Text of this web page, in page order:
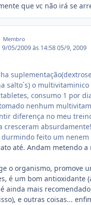
que vc não irá se
Membro
9/05/2009 às 14:5805/9, 2009
salto´s) o
consumo 1 por
nenhum
diferença no meu
cresceram
durmindo feito um nenem
até. Andam metendo
o organismo, promove
é um bom antioxidante
ainda mais
e outras coisas...